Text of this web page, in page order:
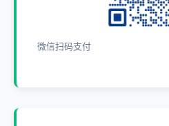
微信扫码支付